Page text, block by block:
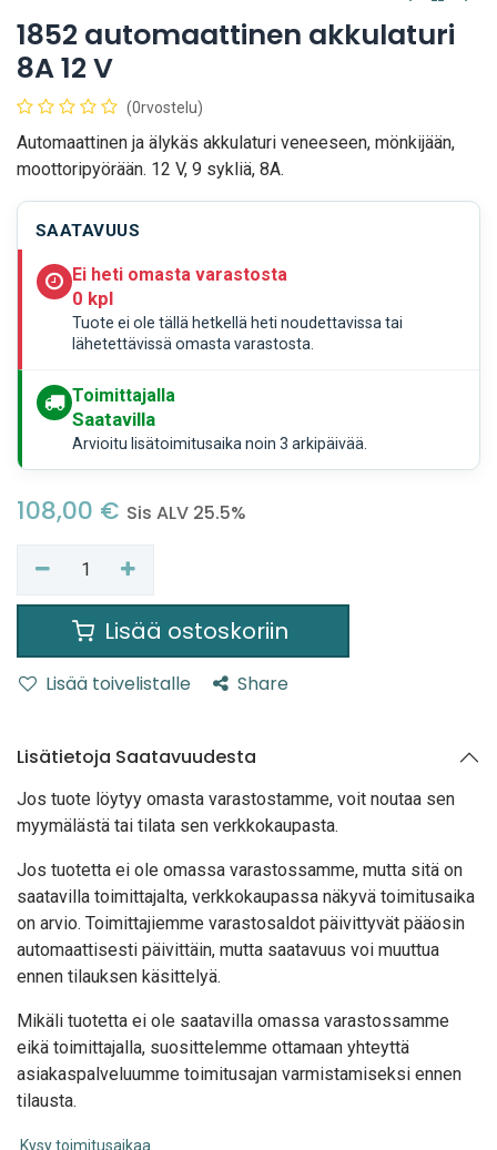
1852 automaattinen akkulaturi
8A 12 V
(0rvostelu)
Automaattinen ja älykäs akkulaturi veneeseen, mönkijään,
moottoripyörään. 12 V, 9 sykliä, 8A.
SAATAVUUS
Ei heti omasta varastosta
0 kpl
Tuote ei ole tällä hetkellä heti noudettavissa tai
lähetettävissä omasta varastosta.
Toimittajalla
Saatavilla
Arvioitu lisätoimitusaika noin 3 arkipäivää.
108,00 € Sis ALV 25.5%
Lisää ostoskoriin
Lisää toivelistalle Share
Lisätietoja Saatavuudesta
Jos tuote löytyy omasta varastostamme, voit noutaa sen
myymälästä tai tilata sen verkkokaupasta.
Jos tuotetta ei ole omassa varastossamme, mutta sitä on
saatavilla toimittajalta, verkkokaupassa näkyvä toimitusaika
on arvio. Toimittajiemme varastosaldot päivittyvät pääosin
automaattisesti päivittäin, mutta saatavuus voi muuttua
ennen tilauksen käsittelyä.
Mikäli tuotetta ei ole saatavilla omassa varastossamme
eikä toimittajalla, suosittelemme ottamaan yhteyttä
asiakaspalveluumme toimitusajan varmistamiseksi ennen
tilausta.
Kysy toimitusaikaa